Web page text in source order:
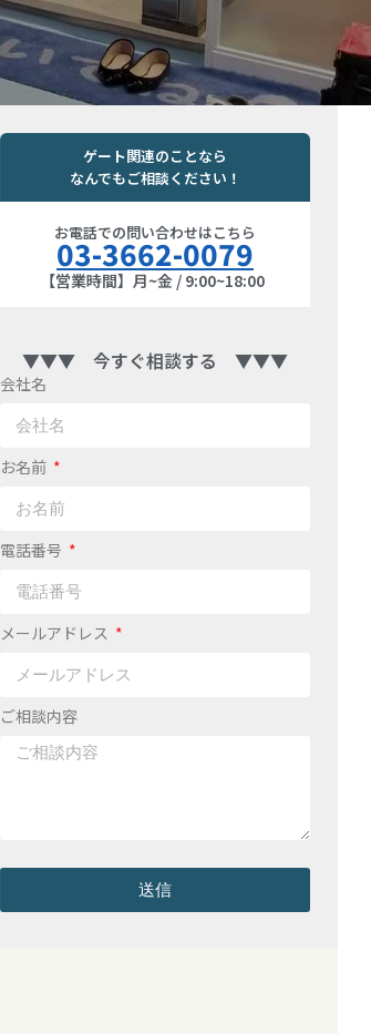
ゲート関連のことなら
なんでもご相談ください！
お電話での問い合わせはこちら
03-3662-0079
【営業時間】月~金 / 9:00~18:00
▼▼▼ 今すぐ相談する ▼▼▼
会社名
お名前
電話番号
メールアドレス
ご相談内容
送信